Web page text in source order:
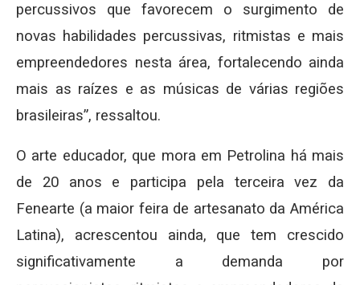
percussivos que favorecem o surgimento de
novas habilidades percussivas, ritmistas e mais
empreendedores nesta área, fortalecendo ainda
mais as raízes e as músicas de várias regiões
brasileiras”, ressaltou.
O arte educador, que mora em Petrolina há mais
de 20 anos e participa pela terceira vez da
Fenearte (a maior feira de artesanato da América
Latina), acrescentou ainda, que tem crescido
significativamente a demanda por